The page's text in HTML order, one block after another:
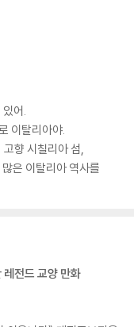
려고 노력했다.
상황을 요약한 ‘하이
어.
이탈리아야.
향 시칠리아 섬,
은 이탈리아 역사를
전드 교양 만화